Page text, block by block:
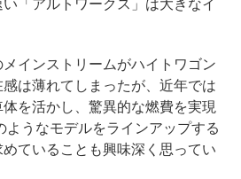
「アルトワークス」は大きなイ
インストリームがハイトワゴン
は薄れてしまったが、近年では
を活かし、驚異的な燃費を実現
ようなモデルをラインアップする
ていることも興味深く思ってい